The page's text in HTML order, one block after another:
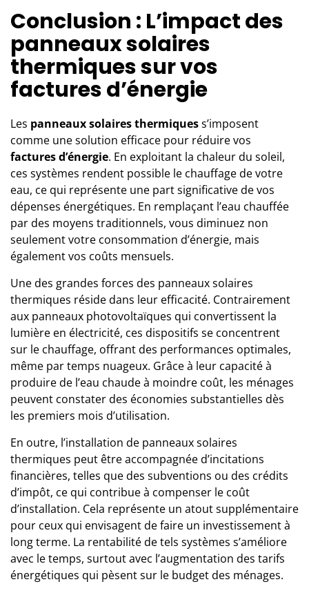
Conclusion : L’impact des
panneaux solaires
thermiques sur vos
factures d’énergie
Les panneaux solaires thermiquess’imposent
comme une solution efficace pour réduire vos
factures d’énergie. En exploitant la chaleur du soleil,
ces systèmes rendent possible le chauffage de votre
eau, ce qui représente une part significative de vos
dépenses énergétiques. En remplaçant l’eau chauffée
par des moyens traditionnels, vous diminuez non
seulement votre consommation d’énergie, mais
également vos coûts mensuels.
Une des grandes forces des panneaux solaires
thermiques réside dans leur efficacité. Contrairement
aux panneaux photovoltaïques qui convertissent la
lumière en électricité, ces dispositifs se concentrent
sur le chauffage, offrant des performances optimales,
même par temps nuageux. Grâce à leur capacité à
produire de l’eau chaude à moindre coût, les ménages
peuvent constater des économies substantielles dès
les premiers mois d’utilisation.
En outre, l’installation de panneaux solaires
thermiques peut être accompagnée d’incitations
financières, telles que des subventions ou des crédits
d’impôt, ce qui contribue à compenser le coût
d’installation. Cela représente un atout supplémentaire
pour ceux qui envisagent de faire un investissement à
long terme. La rentabilité de tels systèmes s’améliore
avec le temps, surtout avec l’augmentation des tarifs
énergétiques qui pèsent sur le budget des ménages.